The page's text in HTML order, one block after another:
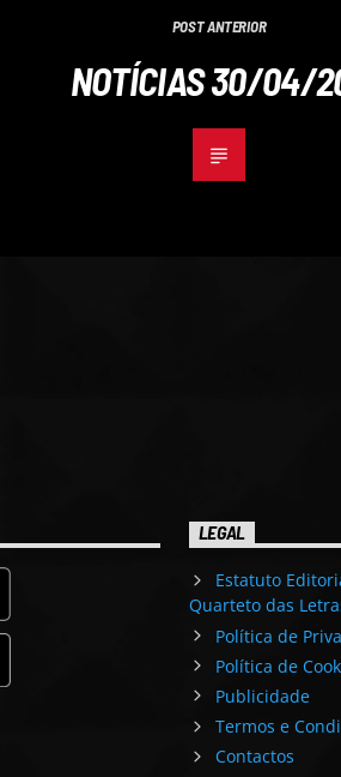
POST ANTERIOR
NOTÍCIAS 30/04/
LEGAL
Estatuto
Quarteto das
Política de
Política de
Publicidade
Termos e
Contactos